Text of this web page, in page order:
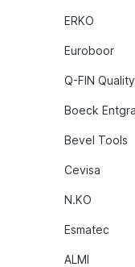
ERKO
Euroboor
Q-FIN
Boeck
Bevel Tools
Cevisa
N.KO
Esmatec
ALMI